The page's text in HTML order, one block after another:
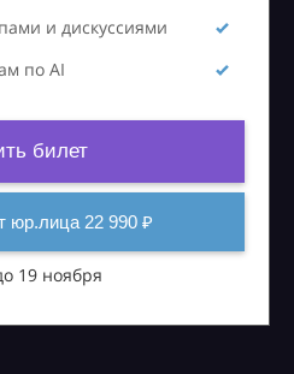
и дискуссиями
по AI
билет
юр.лица 22 990 ₽
19 ноября